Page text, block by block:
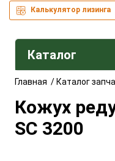
Калькулятор лизинга
Каталог
Главная /Каталог
Кожух
SC 3200